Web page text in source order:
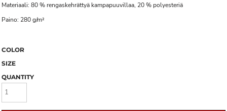
Materiaali: 80 % rengaskehrättyä kampapuuvillaa, 20 % polyesteriä
Paino: 280 g/m²
COLOR
SIZE
QUANTITY